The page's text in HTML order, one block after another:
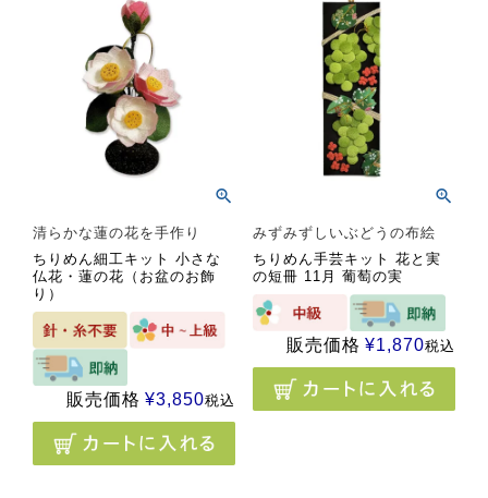
清らかな蓮の花を手作り
ちりめん細工キット 小さな
仏花・蓮の花（お盆のお飾
り）
販売価格 ¥3,850税込
みずみずしいぶどうの布絵
ちりめん手芸キット 花と実
の短冊 11月 葡萄の実
販売価格 ¥1,870税込